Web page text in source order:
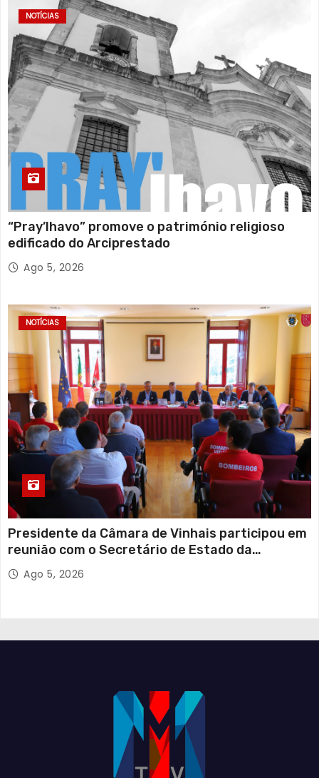
NOTÍCIAS
“Pray’lhavo” promove o património religioso
edificado do Arciprestado
Ago 5, 2026
NOTÍCIAS
Presidente da Câmara de Vinhais participou em
reunião com o Secretário de Estado da
Proteção Civil
Ago 5, 2026